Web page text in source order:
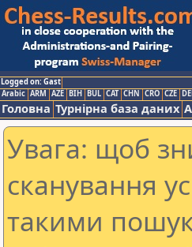
Logged on: Gast
Arabic ARM AZE BIH BUL CAT CHN CRO CZE
Головна Турнірна база даних
Увага: щоб
сканування
такими